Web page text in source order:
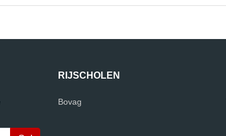
RIJSCHOLEN
Bovag